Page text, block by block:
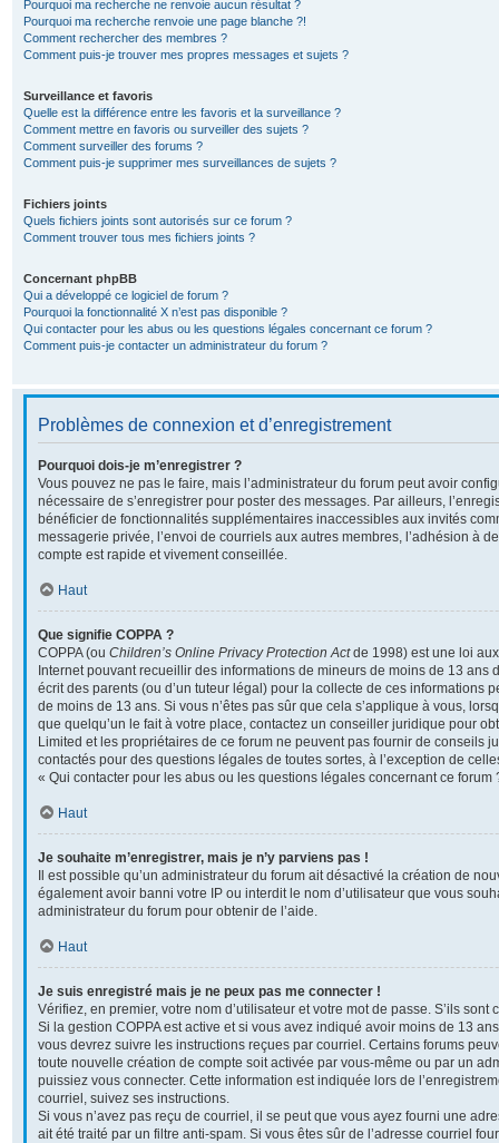
Pourquoi ma recherche ne renvoie aucun résultat ?
Pourquoi ma recherche renvoie une page blanche ?!
Comment rechercher des membres ?
Comment puis-je trouver mes propres messages et sujets ?
Surveillance et favoris
Quelle est la différence entre les favoris et la surveillance ?
Comment mettre en favoris ou surveiller des sujets ?
Comment surveiller des forums ?
Comment puis-je supprimer mes surveillances de sujets ?
Fichiers joints
Quels fichiers joints sont autorisés sur ce forum ?
Comment trouver tous mes fichiers joints ?
Concernant phpBB
Qui a développé ce logiciel de forum ?
Pourquoi la fonctionnalité X n’est pas disponible ?
Qui contacter pour les abus ou les questions légales concernant ce forum ?
Comment puis-je contacter un administrateur du forum ?
Problèmes de connexion et d’enregistrement
Pourquoi dois-je m’enregistrer ?
Vous pouvez ne pas le faire, mais l’administrateur du forum peut avoir
nécessaire de s’enregistrer pour poster des messages. Par ailleurs,
bénéficier de fonctionnalités supplémentaires inaccessibles aux invités
messagerie privée, l’envoi de courriels aux autres membres, l’adhésion à
compte est rapide et vivement conseillée.
Haut
Que signifie COPPA ?
COPPA (ou Children’s Online Privacy Protection Actde 1998) est une loi
Internet pouvant recueillir des informations de mineurs de moins de 13 ans
écrit des parents (ou d’un tuteur légal) pour la collecte de ces informations
de moins de 13 ans. Si vous n’êtes pas sûr que cela s’applique à vous,
que quelqu’un le fait à votre place, contactez un conseiller juridique pour
Limited et les propriétaires de ce forum ne peuvent pas fournir de conseils
contactés pour des questions légales de toutes sortes, à l’exception de
« Qui contacter pour les abus ou les questions légales concernant ce forum
Haut
Je souhaite m’enregistrer, mais je n’y parviens pas !
Il est possible qu’un administrateur du forum ait désactivé la création de
également avoir banni votre IP ou interdit le nom d’utilisateur que vous
administrateur du forum pour obtenir de l’aide.
Haut
Je suis enregistré mais je ne peux pas me connecter !
Vérifiez, en premier, votre nom d’utilisateur et votre mot de passe. S’ils sont
Si la gestion COPPA est active et si vous avez indiqué avoir moins de 13
vous devrez suivre les instructions reçues par courriel. Certains forums
toute nouvelle création de compte soit activée par vous-même ou par un
puissiez vous connecter. Cette information est indiquée lors de
courriel, suivez ses instructions.
Si vous n’avez pas reçu de courriel, il se peut que vous ayez fourni une
ait été traité par un filtre anti-spam. Si vous êtes sûr de l’adresse courriel